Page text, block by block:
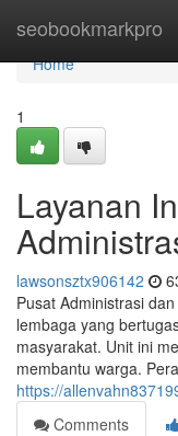
seobookmarkpro
Home
Home
1
Layanan
lawsonsztx906142
Pusat Administrasi
lembaga yang
masyarakat. Unit ini
membantu warga.
https://
Comments